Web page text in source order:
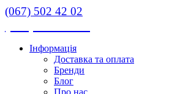
(067) 502 42 02
Інформація
Доставка та оплата
Бренди
Блог
Про нас